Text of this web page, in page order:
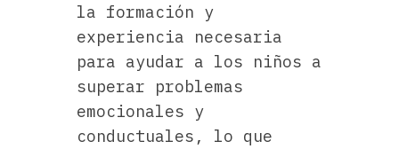
la formación y
experiencia necesaria
para ayudar a los niños a
superar problemas
emocionales y
conductuales, lo que